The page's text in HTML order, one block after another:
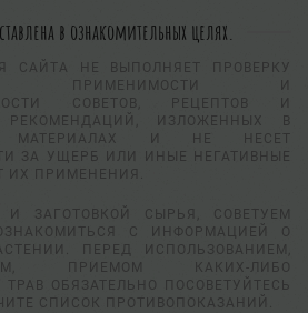
в ознакомительных целях.
САЙТА НЕ ВЫПОЛНЯЕТ ПРОВЕРКУ
ПРИМЕНИМОСТИ И
СОВЕТОВ, РЕЦЕПТОВ И
РЕКОМЕНДАЦИЙ, ИЗЛОЖЕННЫХ В
МАТЕРИАЛАХ И НЕ НЕСЕТ
ЗА УЩЕРБ ИЛИ ИНЫЕ НЕГАТИВНЫЕ
ИХ ПРИМЕНЕНИЯ.
ЗАГОТОВКОЙ СЫРЬЯ, СОВЕТУЕМ
С ИНФОРМАЦИЕЙ О
ПЕРЕД ИСПОЛЬЗОВАНИЕМ,
ПРИЕМОМ КАКИХ-ЛИБО
ТРАВ ОБЯЗАТЕЛЬНО ПОСОВЕТУЙТЕСЬ
СПИСОК ПРОТИВОПОКАЗАНИЙ.